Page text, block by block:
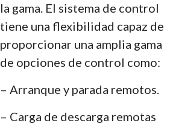
la gama. El sistema de control
tiene una flexibilidad capaz de
proporcionar una amplia gama
de opciones de control como:
– Arranque y parada remotos.
– Carga de descarga remotas